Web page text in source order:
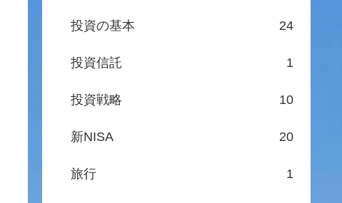
投資の基本 24
投資信託 1
投資戦略 10
新NISA 20
旅行 1